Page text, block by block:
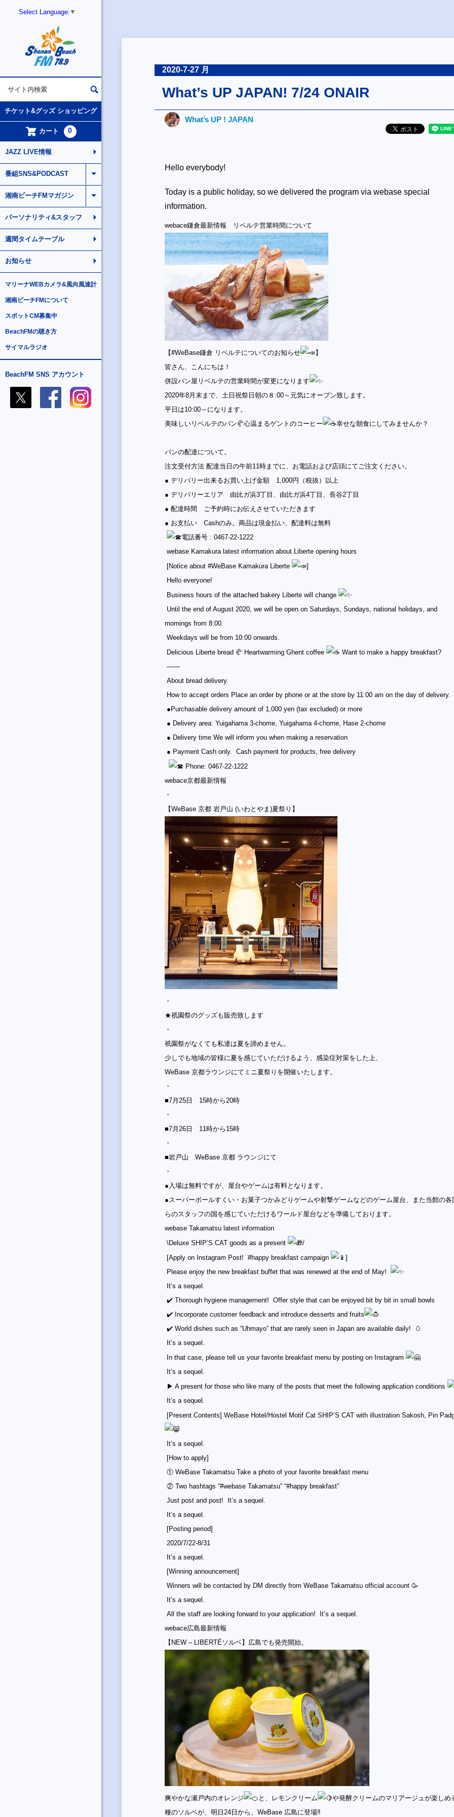
Select Language ▼
チケット&グッズ ショッピング
カート 0
JAZZ LIVE情報
番組SNS&PODCAST
湘南ビーチFMマガジン
パーソナリティ&スタッフ
週間タイムテーブル
お知らせ
マリーナWEBカメラ&風向風速計
湘南ビーチFMについて
スポットCM募集中
BeachFMの聴き方
サイマルラジオ
BeachFM SNS アカウント
2020-7-27 月
What’s UP JAPAN! 7/24 ONAIR
What’s UP ! JAPAN
Hello everybody!
Today is a public holiday, so we delivered the program via webase special
information.
webace鎌倉最新情報 リベルテ営業時間について
【#WeBase鎌倉 リベルテについてのお知らせ
】
皆さん、こんにちは！
併設パン屋リベルテの営業時間が変更になります
2020年8月末まで、土日祝祭日朝の８:00～ 元気にオープン致します。
平日は10:00～になります。
美味しいリベルテのパン🥐心温まるゲントのコーヒー
幸せな朝食にしてみませんか？
パンの配達について。
注文受付方法 配達当日の午前11時までに、 お電話および店頭にてご注文ください。
● デリバリー出来るお買い上げ金額 1,000円（税抜）以上
● デリバリーエリア 由比ガ浜3丁目、由比ガ浜4丁目、長谷2丁目
● 配達時間 ご予約時にお伝えさせていただきます
● お支払い Cashのみ。商品は現金払い、配達料は無料
️電話番号 : 0467-22-1222
webase Kamakura latest information about Liberte opening hours
[Notice about #WeBase Kamakura Liberte
]
Hello everyone!
Business hours of the attached bakery Liberte will change
Until the end of August 2020, we will be open on Saturdays, Sundays, national holidays, and
mornings from 8:00.
Weekdays will be from 10:00 onwards.
Delicious Liberte bread 🥐 Heartwarming Ghent coffee
️ Want to make a happy breakfast?
――
About bread delivery.
How to accept orders Place an order by phone or at the store by 11:00 am on the day of
●Purchasable delivery amount of 1,000 yen (tax excluded) or more
● Delivery area: Yuigahama 3-chome, Yuigahama 4-chome, Hase 2-chome
● Delivery time We will inform you when making a reservation
● Payment Cash only. Cash payment for products, free delivery
️ Phone: 0467-22-1222
webace京都最新情報
・
【WeBase 京都 岩戸山 (いわとやま)夏祭り】
・
★祇園祭のグッズも販売致します
・
祇園祭がなくても私達は夏を諦めません。
少しでも地域の皆様に夏を感じていただけるよう、 感染症対策をした上、
WeBase 京都ラウンジにてミニ夏祭りを開催いたします。
・
■7月25日 15時から20時
・
■7月26日 11時から15時
・
■岩戸山 WeBase 京都 ラウンジにて
・
●入場は無料ですが、屋台やゲームは有料となります。
●スーパーボールすくい・ お菓子つかみどりゲームや射撃ゲームなどのゲーム屋台、
また当館の各
らのスタッフの国を感じていただけるワールド屋台などを準備しております。
webase Takamatsu latest information
\Deluxe SHIP’S CAT goods as a present
/
[Apply on Instagram Post! #happy breakfast campaign
]
Please enjoy the new breakfast buffet that was renewed at the end of May!
It’s a sequel.
✔️ Thorough hygiene management! Offer style that can be enjoyed bit by bit in small bowls
✔️ Incorporate customer feedback and introduce desserts and fruits
✔️ World dishes such as “Uhmayo” that are rarely seen in Japan are available daily! 🥚
It’s a sequel.
In that case, please tell us your favorite breakfast menu by posting on Instagram
It’s a sequel.
▶︎ A present for those who like many of the posts that meet the following application conditions
It’s a sequel.
[Present Contents] WeBase Hotel/Hostel Motif Cat SHIP’S CAT with illustration Sakosh, Pin
It’s a sequel.
[How to apply]
① WeBase Takamatsu Take a photo of your favorite breakfast menu
② Two hashtags “#webase Takamatsu” “#happy breakfast”
Just post and post! It’s a sequel.
It’s a sequel.
[Posting period]
2020/7/22-8/31
It’s a sequel.
[Winning announcement]
Winners will be contacted by DM directly from WeBase Takamatsu official account 🥳
It’s a sequel.
All the staff are looking forward to your application! It’s a sequel.
webace広島最新情報
【NEW – LIBERTÉソルベ】広島でも発売開始。
爽やかな瀬戸内のオレンジ と、レモンクリーム や発酵クリームのマ リアージュが楽しめ
種のソルベが、明日24日から、 WeBase 広島に登場‼️